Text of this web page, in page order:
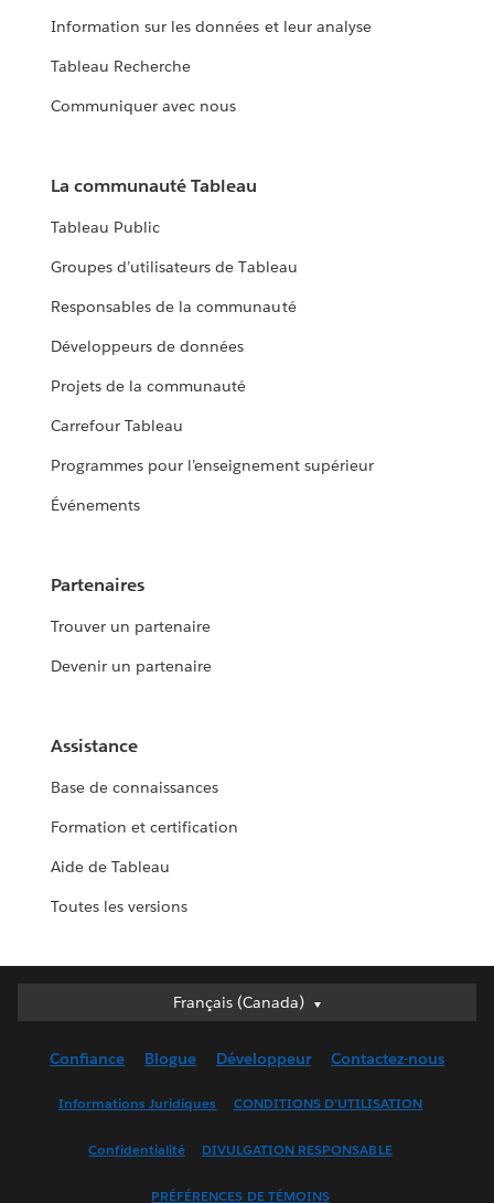
Information sur les données et leur analyse
Tableau Recherche
Communiquer avec nous
La communauté Tableau
Tableau Public
Groupes d’utilisateurs de Tableau
Responsables de la communauté
Développeurs de données
Projets de la communauté
Carrefour Tableau
Programmes pour l’enseignement supérieur
Événements
Partenaires
Trouver un partenaire
Devenir un partenaire
Assistance
Base de connaissances
Formation et certification
Aide de Tableau
Toutes les versions
Français (Canada)
Français (Canada)
English (UK)
Français (France)
Confiance Blogue Développeur Contactez-nous
Informations Juridiques CONDITIONS D’UTILISATION
Confidentialité DIVULGATION RESPONSABLE
PRÉFÉRENCES DE TÉMOINS